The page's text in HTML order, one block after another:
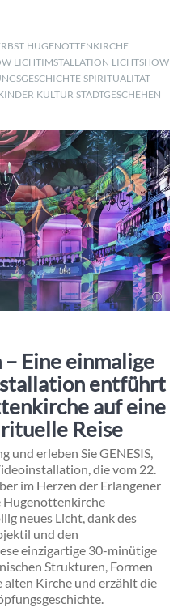
HUGENOTTENKIRCHE
LICHTIMSTALLATION LICHTSHOW
SPIRITUALITÄT
KULTUR STADTGESCHEHEN
– Eine einmalige
entführt
auf eine
Reise
und erleben Sie GENESIS,
die vom 22.
im Herzen der Erlangener
Hugenottenkirche
neues Licht, dank des
und den
einzigartige 30-minütige
Strukturen, Formen
alten Kirche und erzählt die